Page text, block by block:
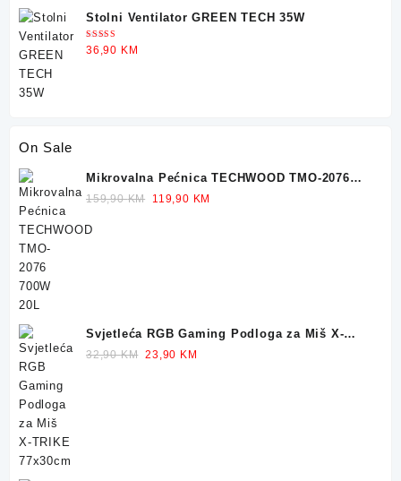
Stolni Ventilator GREEN TECH 35W
Ocjenjeno
5.00od 5
36,90 KM
On Sale
Mikrovalna Pećnica TECHWOOD TMO-2076
700W 20L
159,90KM
Original
119,90 KM
Svjetleća RGB Gaming Podloga za Miš X-
TRIKE 77x30cm
32,90KM Original
23,90 KM